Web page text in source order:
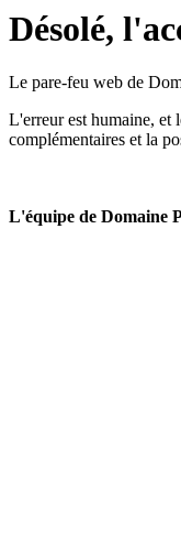
Désolé,
Le pare-feu web de
L'erreur est humaine, et
complémentaires et la
L'équipe de Domaine